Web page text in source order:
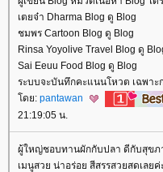
เตยจ๋า Dharma Blog ดู Blog
ชมพร Cartoon Blog ดู Blog
Rinsa Yoyolive Travel Blog ดู
Sai Eeuu Food Blog ดู Blog
ระบบจะบันทึกคะแนนโหวต เฉพาะ
ดย: pantawan
21:19:05 น.
ผู้ใหญ่ชอบทานผักกับปลา ดีกับสุขภ
เมนูสวย น่าอร่อย สีสรรสวยสดเลยค่